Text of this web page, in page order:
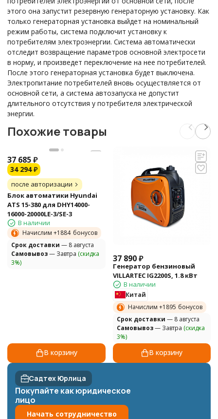
этого она запустит резервную генераторную установку. Как
только генераторная установка выйдет на номинальный
режим работы, система подключит установку к
потребителям электроэнергии. Система автоматически
отследит возвращение параметров основной электросети
в норму, и произведет переключение на нее потребителей.
После этого генераторная установка будет выключена.
Электропитание потребителей вновь осуществляется от
основной сети, а система автозапуска не допустит
длительного отсутствия у потребителя электрической
энергии.
Похожие товары
37 685₽
34 294 ₽
после авторизации
Блок автоматики Hyundai
ATS 15-380 для DHY14000-
16000-20000LE-3/SE-3
В наличии
Начислим +1884 бонусов
Cрок доставки — 8 августа
Самовывоз— Завтра (скидка
3%)
В корзину
37 890 ₽
Генератор бензиновый
VILLARTEC IG2200S, 1.8 кВт
В наличии
Китай
Начислим +1895 бонусов
Cрок доставки — 8 августа
Самовывоз— Завтра (скидка
3%)
В корзину
Садтех Юрлица
Покупайте как юридическое
лицо
Начать сотрудничество